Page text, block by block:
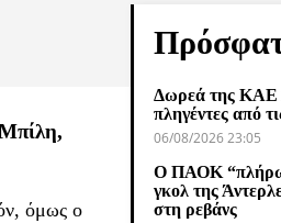
όμως ο
Δωρεά της ΚΑΕ
πληγέντες από
06/08/2026 23:05
Ο ΠΑΟΚ
γκολ της
στη ρεβάνς